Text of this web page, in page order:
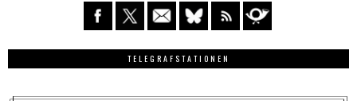
TELEGRAFSTATIONEN